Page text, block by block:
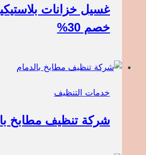
غسيل خزانات
خصم 30%
خدمات التنظيف
شركة تنظيف مطابخ